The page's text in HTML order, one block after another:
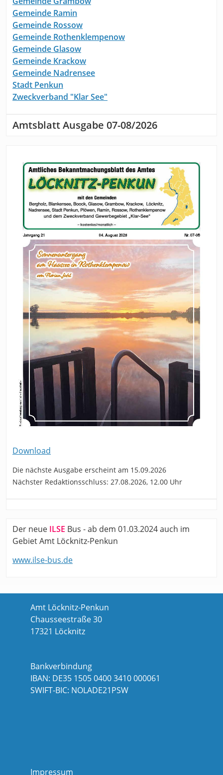
Gemeinde Ramin
Gemeinde Rossow
Gemeinde Rothenklempenow
Gemeinde Glasow
Gemeinde Krackow
Gemeinde Nadrensee
Stadt Penkun
Zweckverband "Klar See"
Amtsblatt Ausgabe 07-08/2026
Download
Die nächste Ausgabe erscheint am 15.09.2026
Nächster Redaktionsschluss: 27.08.2026, 12.00 Uhr
Der neue ILSE Bus - ab dem 01.03.2024 auch im
Gebiet Amt Löcknitz-Penkun
www.ilse-bus.de
Amt Löcknitz-Penkun
Chausseestraße 30
17321 Löcknitz
Bankverbindung
IBAN: DE35 1505 0400 3410 000061
SWIFT-BIC: NOLADE21PSW
Impressum